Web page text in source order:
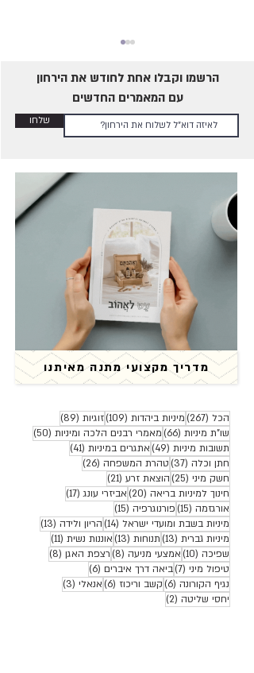
איך ליצור ניסים בבית?
הרשמו וקבלו אחת לחודש את הירחון
עם המאמרים החדשים
שלחו
מדריך מקצועי מתנה מאיתנו
הכל (267) 267 פוסטים
מיניות ביהדות (109) 109 פוסטים
זוגיות (89)
89 פוסטים
שו"ת מיניות (66) 66 פוסטים
מאמרי רבנים הלכה ומיניות (50)
50 פוסטים
תשובות מיניות (49) 49 פוסטים
אתגרים במיניות (41)
41 פוסטים
חתן וכלה (37) 37 פוסטים
טהרת המשפחה (26)
26 פוסטים
חשק מיני (25) 25 פוסטים
הוצאת זרע (21)
21 פוסטים
חינוך למיניות בריאה (20) 20 פוסטים
אביזרי עונג (17)
17 פוסטים
אורגזמה (15) 15 פוסטיםפורנוגרפיה (15)
15 פוסטים
מיניות בשבת ומועדי ישראל (14) 14 פוסטיםהריון ולידה (13)
13 פוסטים
מיניות גברית (13) 13 פוסטיםתנוחות (13) 13 פוסטיםאוננות נשית (11)
11 פוסטים
שפיכה (10) 10 פוסטיםאמצעי מניעה (8) 8 פוסטיםרצפת האגן (8)
8 פוסטים
טיפול מיני (7) 7 פוסטיםביאה דרך איברים (6)
6 פוסטים
נגיף הקורונה (6) 6 פוסטיםקשב וריכוז (6) 6 פוסטיםאנאלי (3)
3 פוסטים
יחסי שליטה (2) 2 פוסטים